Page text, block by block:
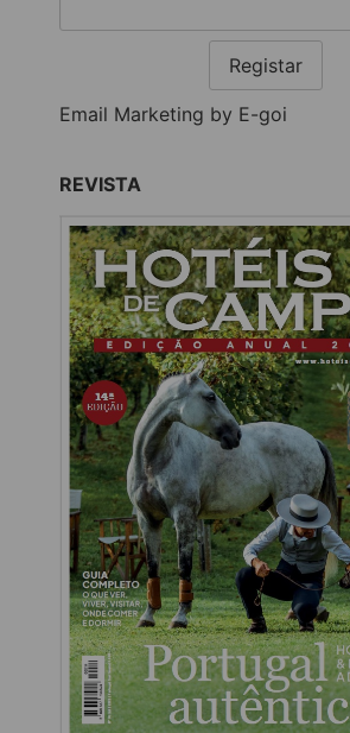
Registar
Email Marketing by E-goi
REVISTA